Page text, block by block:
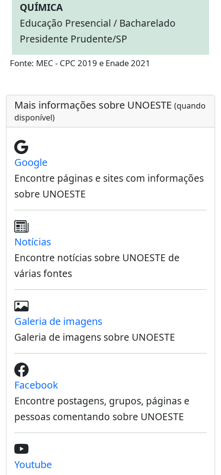
QUÍMICA
Educação Presencial / Bacharelado
Presidente Prudente/SP
Fonte: MEC - CPC 2019 e Enade 2021
Mais informações sobre UNOESTE (quando
disponível)
Google
Encontre páginas e sites com informações
sobre UNOESTE
Notícias
Encontre notícias sobre UNOESTE de
várias fontes
Galeria de imagens
Galeria de imagens sobre UNOESTE
Facebook
Encontre postagens, grupos, páginas e
pessoas comentando sobre UNOESTE
Youtube